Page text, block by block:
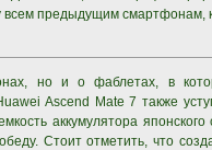
всем предыдущим смартфонам,
но и о фаблетах, в
Ascend Mate 7 также
аккумулятора
Стоит отметить, что